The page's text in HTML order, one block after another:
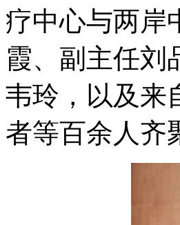
疗中心与两岸
霞、副主任刘
韦玲，以及来
者等百余人齐